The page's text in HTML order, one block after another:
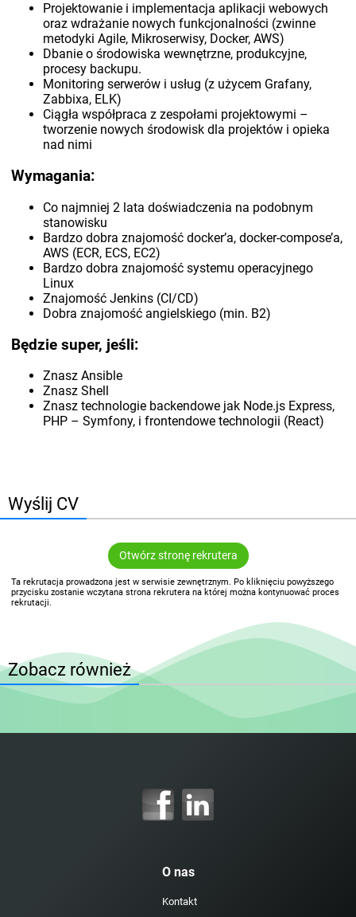
Projektowanie i implementacja aplikacji webowych
oraz wdrażanie nowych funkcjonalności (zwinne
metodyki Agile, Mikroserwisy, Docker, AWS)
Dbanie o środowiska wewnętrzne, produkcyjne,
procesy backupu.
Monitoring serwerów i usług (z użycem Grafany,
Zabbixa, ELK)
Ciągła współpraca z zespołami projektowymi –
tworzenie nowych środowisk dla projektów i opieka
nad nimi
Wymagania:
Co najmniej 2 lata doświadczenia na podobnym
stanowisku
Bardzo dobra znajomość docker’a, docker-compose’a,
AWS (ECR, ECS, EC2)
Bardzo dobra znajomość systemu operacyjnego
Linux
Znajomość Jenkins (CI/CD)
Dobra znajomość angielskiego (min. B2)
Będzie super, jeśli:
Znasz Ansible
Znasz Shell
Znasz technologie backendowe jak Node.js Express,
PHP – Symfony, i frontendowe technologii (React)
Wyślij CV
Otwórz stronę rekrutera
Ta rekrutacja prowadzona jest w serwisie zewnętrznym. Po kliknięciu powyższego
przycisku zostanie wczytana strona rekrutera na której można kontynuować proces
rekrutacji.
Zobacz również
O nas
Kontakt